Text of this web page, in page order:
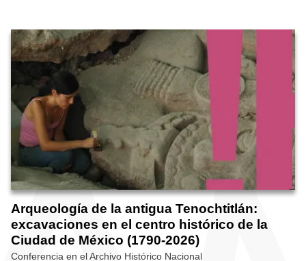
Arqueología de la antigua Tenochtitlán:
excavaciones en el centro histórico de la
Ciudad de México (1790-2026)
Conferencia en el Archivo Histórico Nacional